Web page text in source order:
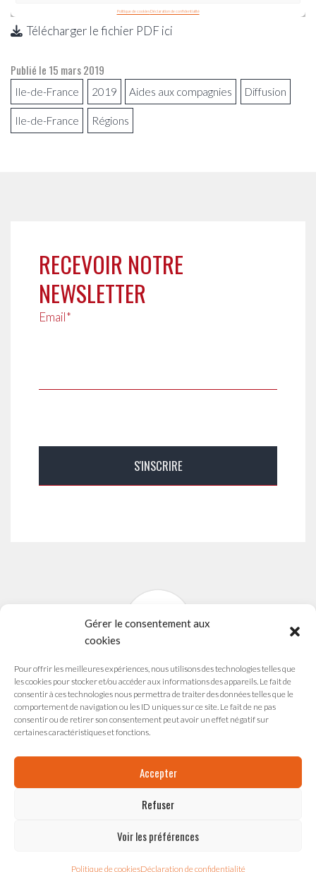
Gérer le consentement aux
cookies
Pour offrir les meilleures expériences, nous utilisons des technologies telles que
les cookies pour stocker et/ou accéder aux informations des appareils. Le fait de
consentir à ces technologies nous permettra de traiter des données telles que le
comportement de navigation ou les ID uniques sur ce site. Le fait de ne pas
consentir ou de retirer son consentement peut avoir un effet négatif sur
certaines caractéristiques et fonctions.
Accepter
Refuser
Voir les préférences
Politique de cookiesDéclaration de confidentialité
Télécharger le fichier PDF ici
Publié le 15 mars 2019
Ile-de-France 2019 Aides aux compagnies Diffusion
Ile-de-France Régions
RECEVOIR NOTRE
NEWSLETTER
Email*
SYNAVI
Syndicat National des Arts Vivants
165 avenue du Maréchal de Saxe
69003 LYON